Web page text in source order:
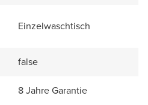
Einzelwaschtisch
false
8 Jahre Garantie